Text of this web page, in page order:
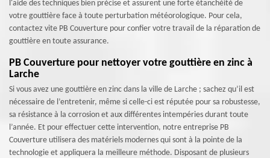
l'aide des techniques bien précise et assurent une forte étanchéité de
votre gouttière face à toute perturbation météorologique. Pour cela,
contactez vite PB Couverture pour confier votre travail de la réparation de
gouttière en toute assurance.
PB Couverture pour nettoyer votre gouttière en zinc à
Larche
Si vous avez une gouttière en zinc dans la ville de Larche ; sachez qu’il est
nécessaire de l’entretenir, même si celle-ci est réputée pour sa robustesse,
sa résistance à la corrosion et aux différentes intempéries durant toute
l’année. Et pour effectuer cette intervention, notre entreprise PB
Couverture utilisera des matériels modernes qui sont à la pointe de la
technologie et appliquera la meilleure méthode. Disposant de plusieurs